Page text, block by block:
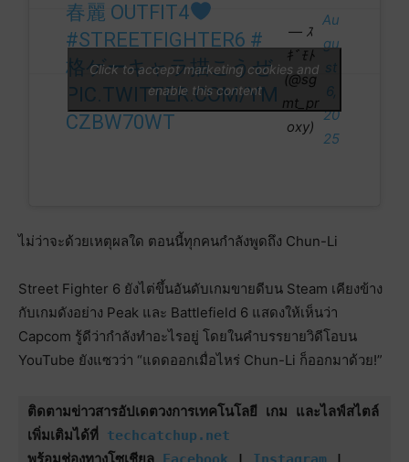
春麗 OUTFIT4
#STREETFIGHTER6 #
格ゲーキャラ描こうぜ
PIC.TWITTER.COM/YM
CZBW70WT
— ｽ
ｷﾞﾓﾄ
(@sg
mt_pr
oxy)
Au
gu
st
6,
20
25
Click to accept marketing cookies and
enable this content
ไม่ว่าจะด้วยเหตุผลใด ตอนนี้ทุกคนกำลังพูดถึง Chun-Li
Street Fighter 6 ยังไต่ขึ้นอันดับเกมขายดีบน Steam เคียงข้าง
กับเกมดังอย่าง Peak และ Battlefield 6 แสดงให้เห็นว่า
Capcom รู้ดีว่ากำลังทำอะไรอยู่ โดยในคำบรรยายวิดีโอบน
YouTube ยังแซวว่า “แดดออกเมื่อไหร่ Chun-Li ก็ออกมาด้วย!”
ติดตามข่าวสารอัปเดตวงการเทคโนโลยี เกม และไลฟ์สไตล์
เพิ่มเติมได้ที่ techcatchup.net